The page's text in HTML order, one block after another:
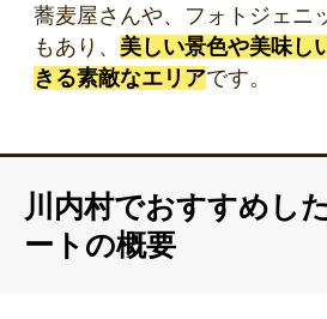
蕎麦屋さんや、フォトジェニ
もあり、 美しい景色や美味し
きる素敵なエリアです。
川内村でおすすめし
ートの概要